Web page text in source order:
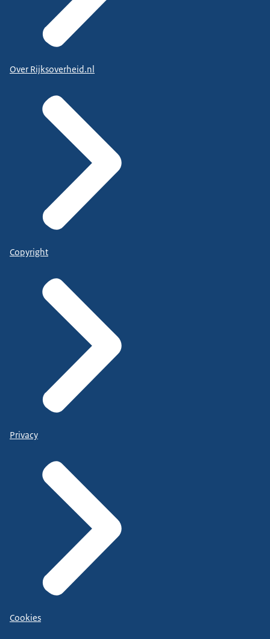
Over Rijksoverheid.nl
Copyright
Privacy
Cookies